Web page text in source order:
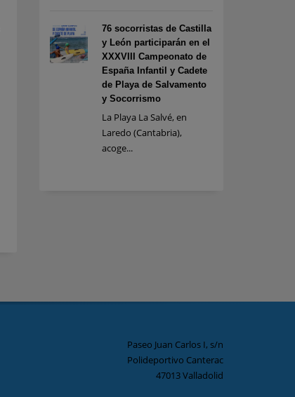
76 socorristas de Castilla
y León participarán en el
XXXVIII Campeonato de
España Infantil y Cadete
de Playa de Salvamento
y Socorrismo
La Playa La Salvé, en
Laredo (Cantabria),
acoge...
Paseo Juan Carlos I, s/n
Polideportivo Canterac
47013 Valladolid